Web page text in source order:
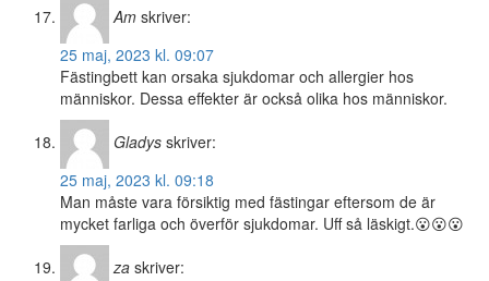
Am skriver:
25 maj, 2023 kl. 09:07
Fästingbett kan orsaka sjukdomar och allergier hos
människor. Dessa effekter är också olika hos människor.
Gladys skriver:
25 maj, 2023 kl. 09:18
Man måste vara försiktig med fästingar eftersom de är
mycket farliga och överför sjukdomar. Uff så läskigt.😮😮😮
za skriver: